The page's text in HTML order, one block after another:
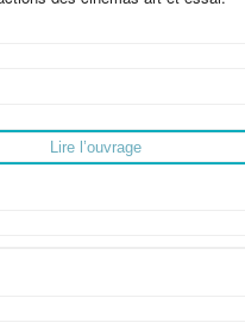
Lire l’ouvrage